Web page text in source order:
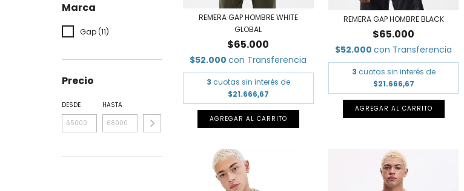
Marca
Gap (11)
Precio
DESDE HASTA
REMERA GAP HOMBRE WHITE
GLOBAL
$65.000
$52.000con Transferencia
3 cuotas sin interés de
$21.666,67
AGREGAR AL CARRITO
REMERA GAP HOMBRE BLACK
$65.000
$52.000con Transferencia
3 cuotas sin interés de
$21.666,67
AGREGAR AL CARRITO